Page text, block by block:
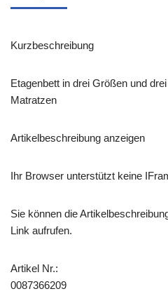
Kurzbeschreibung
Etagenbett in drei Größen und
Matratzen
Artikelbeschreibung anzeigen
Ihr Browser unterstützt keine
Sie können die
Link aufrufen.
Artikel Nr.:
0087366209